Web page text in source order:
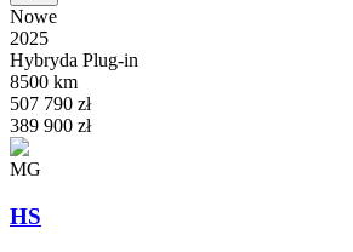
Nowe
2025
Hybryda Plug-in
8500 km
507 790 zł
389 900 zł
MG
HS